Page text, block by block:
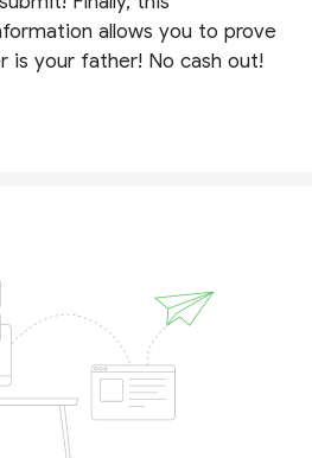
allows you to prove
is your father! No cash out!